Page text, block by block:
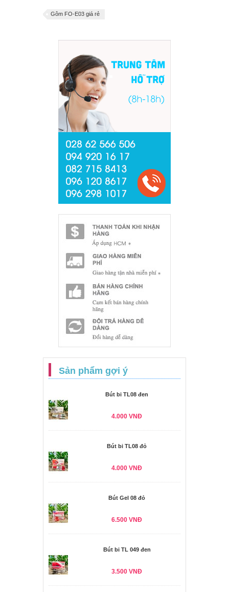
Gôm FO-E03 giá rẻ
Sản phẩm gợi ý
Bút bi TL08 đen
4.000 VNĐ
Bút bi TL08 đỏ
4.000 VNĐ
Bút Gel 08 đỏ
6.500 VNĐ
Bút bi TL 049 đen
3.500 VNĐ